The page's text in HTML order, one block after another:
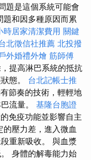
題是這個系統可能會
和因多種原因而累
時居家清潔費用 關鍵
北徵信社推薦 北投撥
外婚禮外燴 筋師傅
提高淋巴系統的抵抗
態。 台北記帳士推
節奏的技術，輕輕地
流量。 基隆台胞證
免疫功能並影響自主
壓力差，進入微血
重新吸收。 與血漿
身體的解毒能力始